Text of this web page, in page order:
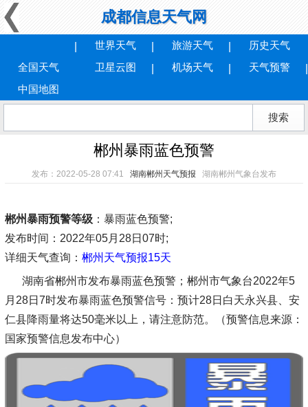
成都信息天气网
全国天气
世界天气 旅游天气
历史天气
卫星云图
机场天气
天气预警
中国地图
郴州暴雨蓝色预警
发布：2022-05-28 07:41 湖南郴州天气预报 湖南郴州气象台发布
郴州暴雨预警等级：暴雨蓝色预警;
发布时间 ：2022年05月28日07时;
详细天气查询： 郴州天气预报15天
湖南省郴州市发布暴雨蓝色预警；郴州市气象台2022年5
月28日7时发布暴雨蓝色预警信号：预计28日白天永兴县、安
仁县降雨量将达50毫米以上，请注意防范。（预警信息来源：
国家预警信息发布中心）